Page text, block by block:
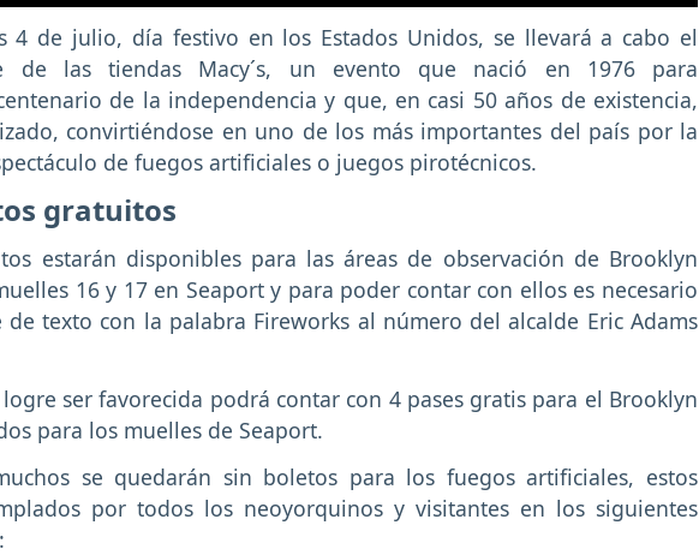
4 de julio, día festivo en los Estados Unidos, se llevará a cabo el
de las tiendas Macy´s, un evento que nació en 1976 para
de la independencia y que, en casi 50 años de existencia,
convirtiéndose en uno de los más importantes del país por la
de fuegos artificiales o juegos pirotécnicos.
gratuitos
estarán disponibles para las áreas de observación de Brooklyn
16 y 17 en Seaport y para poder contar con ellos es necesario
de texto con la palabra Fireworks al número del alcalde Eric Adams
ser favorecida podrá contar con 4 pases gratis para el Brooklyn
para los muelles de Seaport.
se quedarán sin boletos para los fuegos artificiales, estos
por todos los neoyorquinos y visitantes en los siguientes